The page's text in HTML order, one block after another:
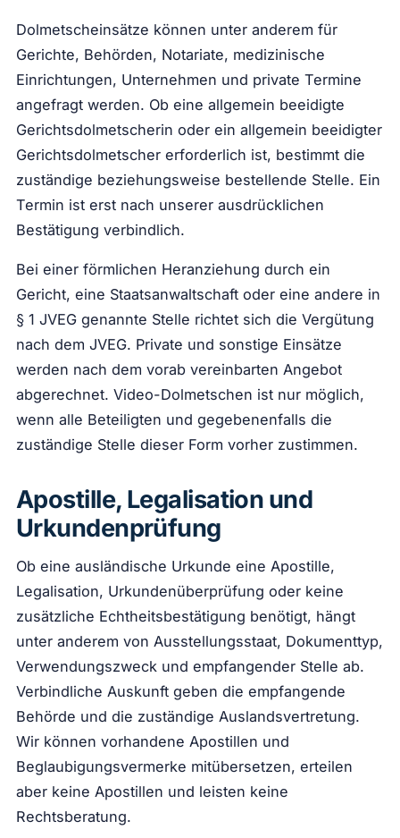
Dolmetscheinsätze können unter anderem für
Gerichte, Behörden, Notariate, medizinische
Einrichtungen, Unternehmen und private Termine
angefragt werden. Ob eine allgemein beeidigte
Gerichtsdolmetscherin oder ein allgemein beeidigter
Gerichtsdolmetscher erforderlich ist, bestimmt die
zuständige beziehungsweise bestellende Stelle. Ein
Termin ist erst nach unserer ausdrücklichen
Bestätigung verbindlich.
Bei einer förmlichen Heranziehung durch ein
Gericht, eine Staatsanwaltschaft oder eine andere in
§ 1 JVEG genannte Stelle richtet sich die Vergütung
nach dem JVEG. Private und sonstige Einsätze
werden nach dem vorab vereinbarten Angebot
abgerechnet. Video-Dolmetschen ist nur möglich,
wenn alle Beteiligten und gegebenenfalls die
zuständige Stelle dieser Form vorher zustimmen.
Apostille, Legalisation und
Urkundenprüfung
Ob eine ausländische Urkunde eine Apostille,
Legalisation, Urkundenüberprüfung oder keine
zusätzliche Echtheitsbestätigung benötigt, hängt
unter anderem von Ausstellungsstaat, Dokumenttyp,
Verwendungszweck und empfangender Stelle ab.
Verbindliche Auskunft geben die empfangende
Behörde und die zuständige Auslandsvertretung.
Wir können vorhandene Apostillen und
Beglaubigungsvermerke mitübersetzen, erteilen
aber keine Apostillen und leisten keine
Rechtsberatung.